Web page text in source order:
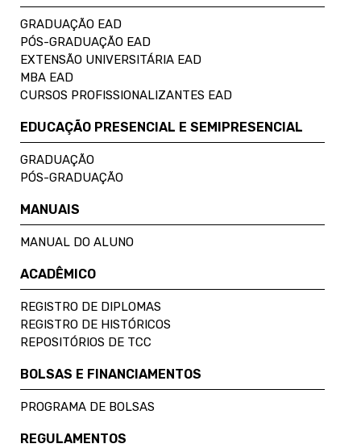
GRADUAÇÃO EAD
PÓS-GRADUAÇÃO EAD
EXTENSÃO UNIVERSITÁRIA EAD
MBA EAD
CURSOS PROFISSIONALIZANTES EAD
EDUCAÇÃO PRESENCIAL E SEMIPRESENCIAL
GRADUAÇÃO
PÓS-GRADUAÇÃO
MANUAIS
MANUAL DO ALUNO
ACADÊMICO
REGISTRO DE DIPLOMAS
REGISTRO DE HISTÓRICOS
REPOSITÓRIOS DE TCC
BOLSAS E FINANCIAMENTOS
PROGRAMA DE BOLSAS
REGULAMENTOS